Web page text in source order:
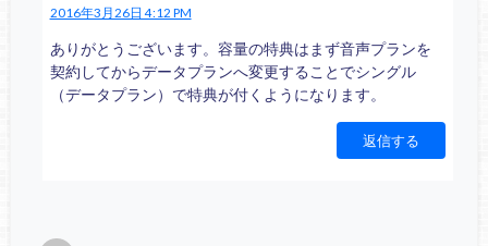
2016年3月26日 4:12 PM
ありがとうございます。容量の特典はまず音声プランを
契約してからデータプランへ変更することでシングル
（データプラン）で特典が付くようになります。
返信する